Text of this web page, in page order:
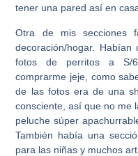
tener una pared así en
Otra de mis secciones
decoración/hogar.
fotos de perritos a S/
comprarme jeje, como
de las fotos era de una
consciente, así que no me
peluche súper
También había una
para las niñas y muchos